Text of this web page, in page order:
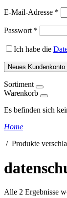
E-Mail-Adresse *
Passwort *
Ich habe die
Neues Kundenkonto
Sortiment
Warenkorb
Es befinden sich
Home
/ Produkte
Alle 2 Ergebnisse